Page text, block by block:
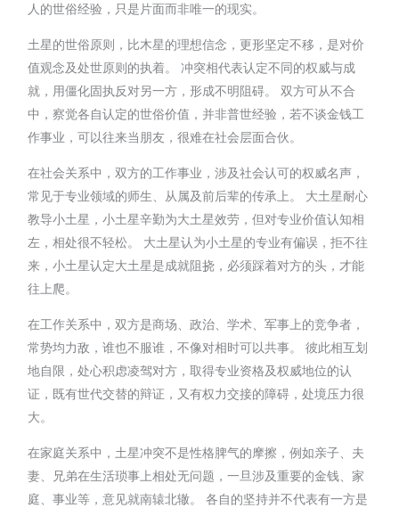
人的世俗经验，只是片面而非唯一的现实。
土星的世俗原则，比木星的理想信念，更形坚定不移，是对价
值观念及处世原则的执着。 冲突相代表认定不同的权威与成
就，用僵化固执反对另一方，形成不明阻碍。 双方可从不合
中，察觉各自认定的世俗价值，并非普世经验，若不谈金钱工
作事业，可以往来当朋友，很难在社会层面合伙。
在社会关系中，双方的工作事业，涉及社会认可的权威名声，
常见于专业领域的师生、从属及前后辈的传承上。 大土星耐心
教导小土星，小土星辛勤为大土星效劳，但对专业价值认知相
左，相处很不轻松。 大土星认为小土星的专业有偏误，拒不往
来，小土星认定大土星是成就阻挠，必须踩着对方的头，才能
往上爬。
在工作关系中，双方是商场、政治、学术、军事上的竞争者，
常势均力敌，谁也不服谁，不像对相时可以共事。 彼此相互划
地自限，处心积虑凌驾对方，取得专业资格及权威地位的认
证，既有世代交替的辩证，又有权力交接的障碍，处境压力很
大。
在家庭关系中，土星冲突不是性格脾气的摩擦，例如亲子、夫
妻、兄弟在生活琐事上相处无问题，一旦涉及重要的金钱、家
庭、事业等，意见就南辕北辙。 各自的坚持并不代表有一方是